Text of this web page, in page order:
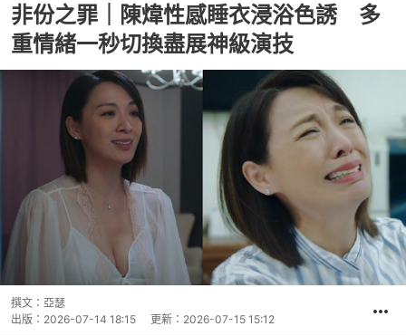
非份之罪｜陳煒性感睡衣浸浴色誘 多
重情緒一秒切換盡展神級演技
撰文： 亞瑟
出版： 2026-07-14 18:15 更新： 2026-07-15 15:12